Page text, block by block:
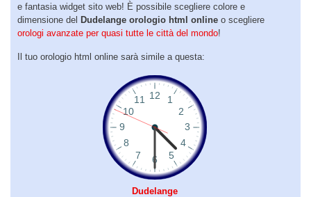
e fantasia widget sito web! È possibile scegliere colore e
dimensione del Dudelange orologio html online o scegliere
orologi avanzate per quasi tutte le città del mondo!
Il tuo orologio html online sarà simile a questa:
Dudelange